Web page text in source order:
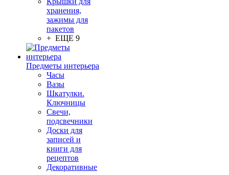
хранения,
зажимы для
пакетов
+ ЕЩЕ 9
Предметы интерьера
Часы
Вазы
Шкатулки.
Ключницы
Свечи,
подсвечники
Доски для
записей и
книги для
рецептов
Декоративные